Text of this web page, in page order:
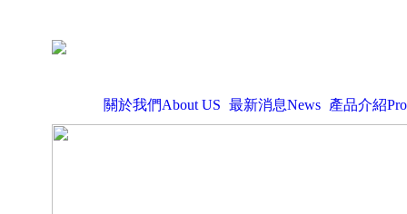
關於我們About US 最新消息News 產品介紹